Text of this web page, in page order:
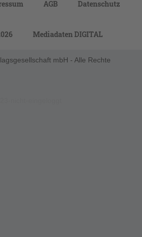
AGB Datenschutz
Mediadaten DIGITAL
mbH - Alle Rechte